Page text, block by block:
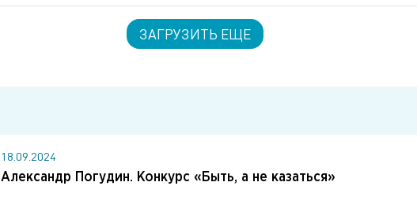
ЗАГРУЗИТЬ ЕЩЕ
18.09.2024
Александр Погудин. Конкурс «Быть, а не казаться»